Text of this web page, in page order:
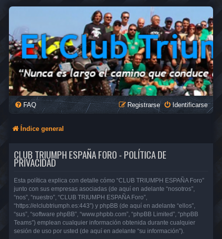
FAQ Identificarse
Registrarse
Índice general
CLUB TRIUMPH ESPAÑA FORO - POLÍTICA DE
PRIVACIDAD
Esta política explica con detalle cómo “CLUB TRIUMPH ESPAÑA Foro”
junto con sus empresas asociadas (de aquí en adelante “nosotros”,
“nos”, “nuestro”, “CLUB TRIUMPH ESPAÑA Foro”,
“https://elclubtriumph.es:443”) y phpBB (de aquí en adelante “ellos”,
“sus”, “software phpBB”, “www.phpbb.com”, “phpBB Limited”, “phpBB
Teams”) emplean cualquier información obtenida durante cualquier
sesión de uso por usted (de aquí en adelante “su información”).